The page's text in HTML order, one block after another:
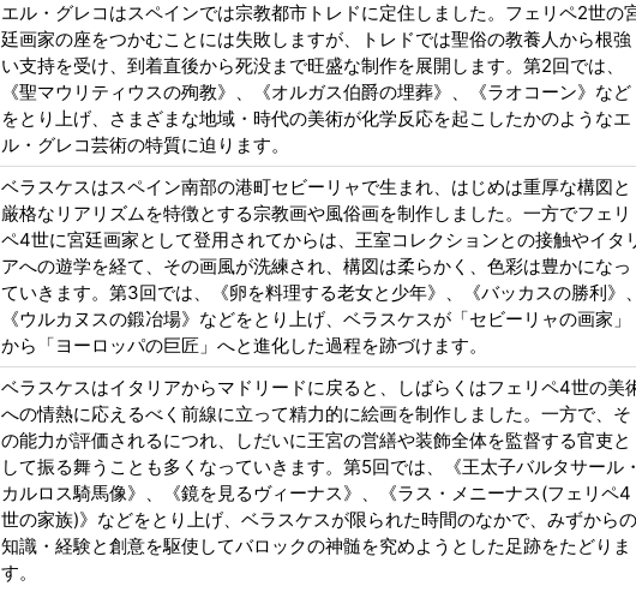
エル・グレコはスペインでは宗教都市トレドに定住しました。フェリペ2世の
廷画家の座をつかむことには失敗しますが、トレドでは聖俗の教養人から根強
い支持を受け、到着直後から死没まで旺盛な制作を展開します。第2回では、
《聖マウリティウスの殉教》、《オルガス伯爵の埋葬》、《ラオコーン》など
をとり上げ、さまざまな地域・時代の美術が化学反応を起こしたかのようなエ
ル・グレコ芸術の特質に迫ります。
ベラスケスはスペイン南部の港町セビーリャで生まれ、はじめは重厚な構図と
厳格なリアリズムを特徴とする宗教画や風俗画を制作しました。一方でフェリ
ペ4世に宮廷画家として登用されてからは、王室コレクションとの接触やイタ
アへの遊学を経て、その画風が洗練され、構図は柔らかく、色彩は豊かになっ
ていきます。第3回では、《卵を料理する老女と少年》、《バッカスの勝利》、
《ウルカヌスの鍛冶場》などをとり上げ、ベラスケスが「セビーリャの画家」
から「ヨーロッパの巨匠」へと進化した過程を跡づけます。
ベラスケスはイタリアからマドリードに戻ると、しばらくはフェリペ4世の美
への情熱に応えるべく前線に立って精力的に絵画を制作しました。一方で、そ
の能力が評価されるにつれ、しだいに王宮の営繕や装飾全体を監督する官吏と
して振る舞うことも多くなっていきます。第5回では、《王太子バルタサール・
カルロス騎馬像》、《鏡を見るヴィーナス》、《ラス・メニーナス(フェリペ4
世の家族)》などをとり上げ、ベラスケスが限られた時間のなかで、みずからの
知識・経験と創意を駆使してバロックの神髄を究めようとした足跡をたどりま
す。